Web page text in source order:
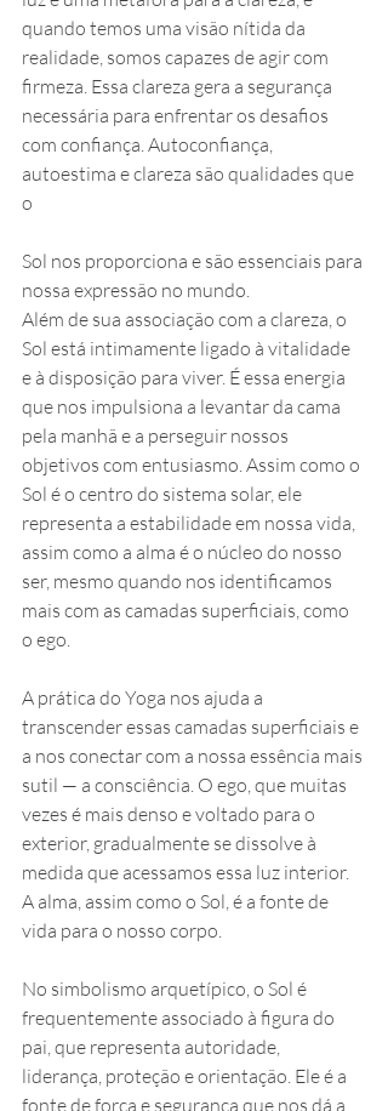
quando temos uma visão nítida da
realidade, somos capazes de agir com
firmeza. Essa clareza gera a segurança
necessária para enfrentar os desafios
com confiança. Autoconfiança,
autoestima e clareza são qualidades que
o
Sol nos proporciona e são essenciais para
nossa expressão no mundo.
Além de sua associação com a clareza, o
Sol está intimamente ligado à vitalidade
e à disposição para viver. É essa energia
que nos impulsiona a levantar da cama
pela manhã e a perseguir nossos
objetivos com entusiasmo. Assim como o
Sol é o centro do sistema solar, ele
representa a estabilidade em nossa vida,
assim como a alma é o núcleo do nosso
ser, mesmo quando nos identificamos
mais com as camadas superficiais, como
o ego.
A prática do Yoga nos ajuda a
transcender essas camadas superficiais e
a nos conectar com a nossa essência mais
sutil — a consciência. O ego, que muitas
vezes é mais denso e voltado para o
exterior, gradualmente se dissolve à
medida que acessamos essa luz interior.
A alma, assim como o Sol, é a fonte de
vida para o nosso corpo.
No simbolismo arquetípico, o Sol é
frequentemente associado à figura do
pai, que representa autoridade,
liderança, proteção e orientação. Ele é a
fonte de força e segurança que nos dá a